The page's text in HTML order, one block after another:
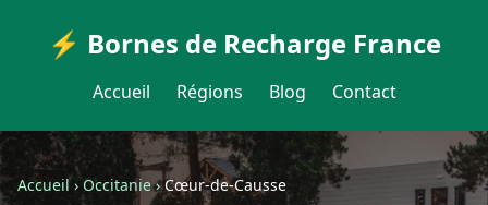
⚡ Bornes de Recharge France
Accueil Régions Blog Contact
Accueil›Occitanie›Cœur-de-Causse